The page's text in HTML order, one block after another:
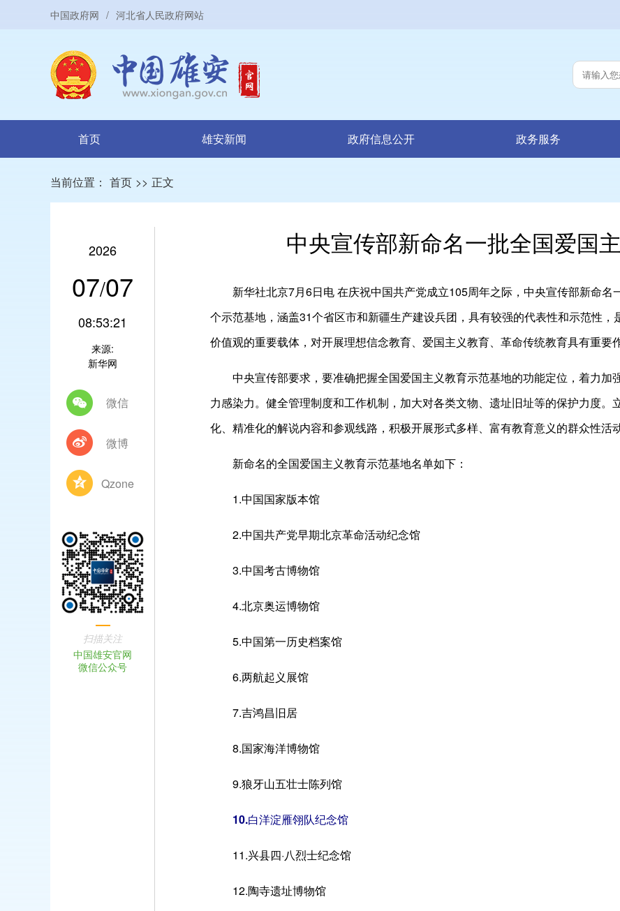
中国政府网 / 河北省人民政府网站
首页 雄安新闻 政府信息公开 政务服务
当前位置： 首页 >> 正文
2026
07/07
08:53:21
来源:
新华网
微信
微博
Qzone
扫描关注
中国雄安官网
微信公众号
中央宣传部新命名一批全国爱国
新华社北京7月6日电 在庆祝中国共产党成立105周年之际，中央宣传部新命
个示范基地，涵盖31个省区市和新疆生产建设兵团，具有较强的代表性和示范性
价值观的重要载体，对开展理想信念教育、爱国主义教育、革命传统教育具有重要作
中央宣传部要求，要准确把握全国爱国主义教育示范基地的功能定位，着力加
力感染力。健全管理制度和工作机制，加大对各类文物、遗址旧址等的保护力度
化、精准化的解说内容和参观线路，积极开展形式多样、富有教育意义的群众性活
新命名的全国爱国主义教育示范基地名单如下：
1.中国国家版本馆
2.中国共产党早期北京革命活动纪念馆
3.中国考古博物馆
4.北京奥运博物馆
5.中国第一历史档案馆
6.两航起义展馆
7.吉鸿昌旧居
8.国家海洋博物馆
9.狼牙山五壮士陈列馆
10.白洋淀雁翎队纪念馆
11.兴县四·八烈士纪念馆
12.陶寺遗址博物馆